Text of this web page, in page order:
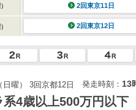
2回東京11日
2回東京12日
日曜） 3回京都12日 発走時刻： 13
系4歳以上500万円以下